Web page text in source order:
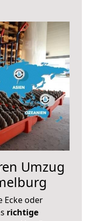
Umzug
Ecke oder
richtige